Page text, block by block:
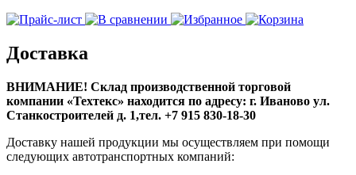
Доставка
ВНИМАНИЕ! Склад производственной торговой
компании «Техтекс» находится по адресу: г. Иваново ул.
Станкостроителей д. 1,тел. +7 915 830-18-30
Доставку нашей продукции мы осуществляем при помощи
следующих автотранспортных компаний: